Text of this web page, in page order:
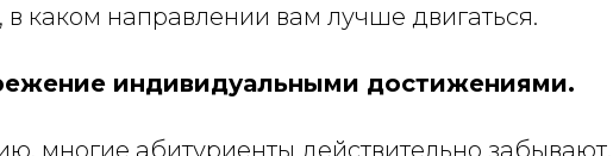
в каком направлении вам лучше двигаться.
индивидуальными достижениями.
многие абитуриенты действительно забывают,